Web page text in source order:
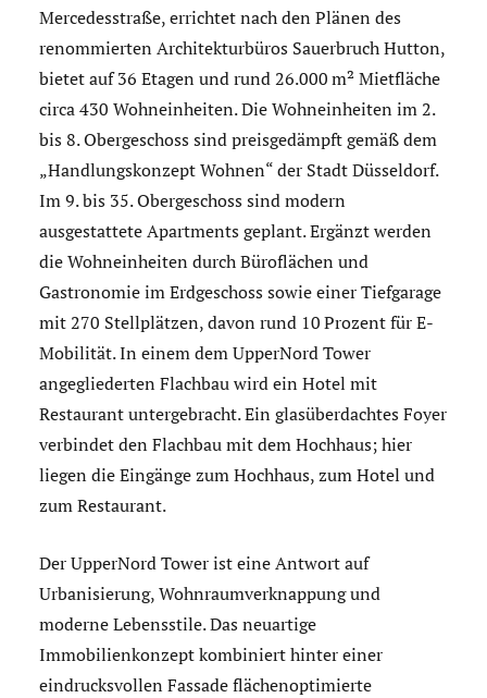
Mercedesstraße, errichtet nach den Plänen des
renommierten Architekturbüros Sauerbruch Hutton,
bietet auf 36 Etagen und rund 26.000 m² Mietfläche
circa 430 Wohneinheiten. Die Wohneinheiten im 2.
bis 8. Obergeschoss sind preisgedämpft gemäß dem
„Handlungskonzept Wohnen“ der Stadt Düsseldorf.
Im 9. bis 35. Obergeschoss sind modern
ausgestattete Apartments geplant. Ergänzt werden
die Wohneinheiten durch Büroflächen und
Gastronomie im Erdgeschoss sowie einer Tiefgarage
mit 270 Stellplätzen, davon rund 10 Prozent für E-
Mobilität. In einem dem UpperNord Tower
angegliederten Flachbau wird ein Hotel mit
Restaurant untergebracht. Ein glasüberdachtes Foyer
verbindet den Flachbau mit dem Hochhaus; hier
liegen die Eingänge zum Hochhaus, zum Hotel und
zum Restaurant.
Der UpperNord Tower ist eine Antwort auf
Urbanisierung, Wohnraumverknappung und
moderne Lebensstile. Das neuartige
Immobilienkonzept kombiniert hinter einer
eindrucksvollen Fassade flächenoptimierte